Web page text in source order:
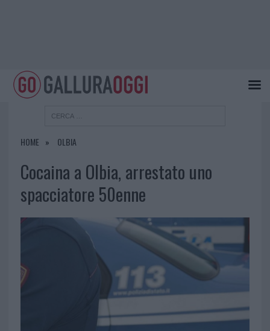
HOME OLBIA
Cocaina a Olbia, arrestato uno
spacciatore 50enne